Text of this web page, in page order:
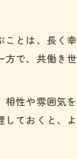
とは、長
で、共働き
性や雰囲気
ておくと、